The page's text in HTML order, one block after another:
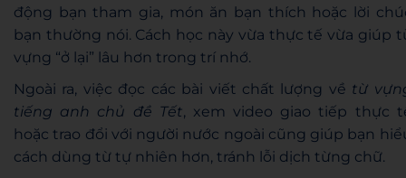
động bạn tham gia, món ăn bạn thích hoặc lời
bạn thường nói. Cách học này vừa thực tế vừa giúp
vựng “ở lại” lâu hơn trong trí nhớ.
Ngoài ra, việc đọc các bài viết chất lượng về từ
tiếng anh chủ đề Tết, xem video giao tiếp thực
hoặc trao đổi với người nước ngoài cũng giúp bạn
cách dùng từ tự nhiên hơn, tránh lỗi dịch từng chữ.